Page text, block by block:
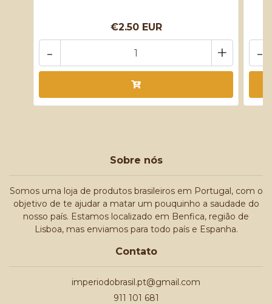
€2.50 EUR
+
- -
Sobre nós
Somos uma loja de produtos brasileiros em Portugal, com o
objetivo de te ajudar a matar um pouquinho a saudade do
nosso país. Estamos localizado em Benfica, região de
Lisboa, mas enviamos para todo país e Espanha.
Contato
imperiodobrasil.pt@gmail.com
911 101 681